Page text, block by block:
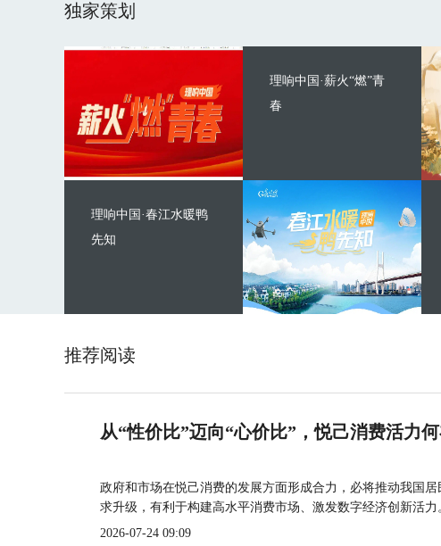
独家策划
理响中国·薪火“燃”青
春
理响中国·春江水暖鸭
先知
推荐阅读
从“性价比”迈向“心价比”，悦己消费活力何
政府和市场在悦己消费的发展方面形成合力，必将推动我国
求升级，有利于构建高水平消费市场、激发数字经济创新活力
2026-07-24 09:09